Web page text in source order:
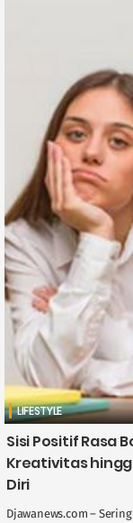
LIFESTYLE
Sisi Positif Rasa
Kreativitas
Diri
Djawanews.com –